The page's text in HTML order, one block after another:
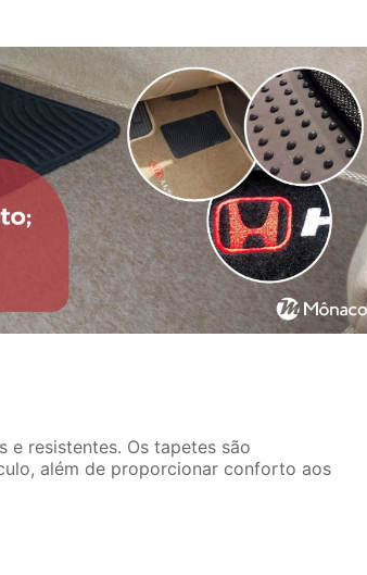
resistentes. Os tapetes são
além de proporcionar conforto aos